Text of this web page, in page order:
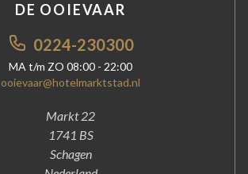
DE OOIEVAAR
0224-230300
MA t/m ZO 08:00 - 22:00
ooievaar@hotelmarktstad.nl
Markt 22
1741 BS
Schagen